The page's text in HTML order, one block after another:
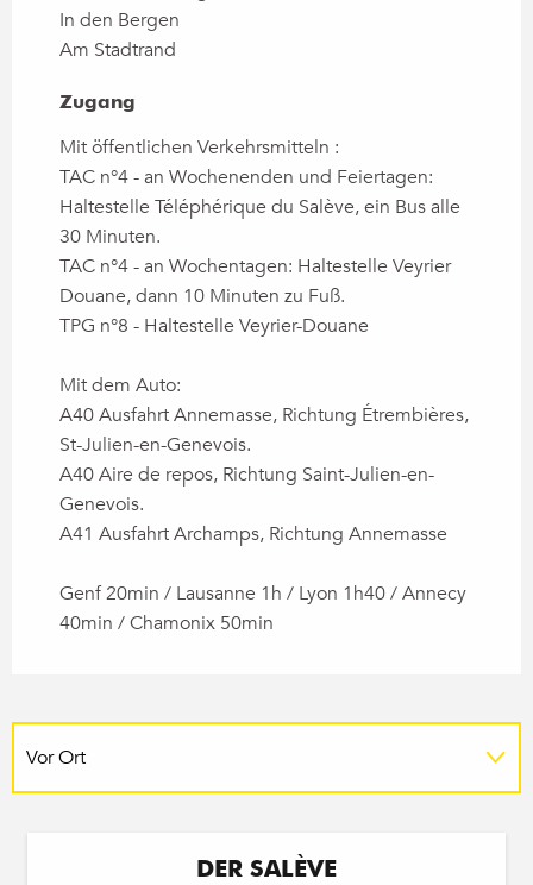
In den Bergen
Am Stadtrand
Zugang
Zugang
Mit öffentlichen Verkehrsmitteln :
TAC n°4 - an Wochenenden und Feiertagen:
Haltestelle Téléphérique du Salève, ein Bus alle
30 Minuten.
TAC n°4 - an Wochentagen: Haltestelle Veyrier
Douane, dann 10 Minuten zu Fuß.
TPG n°8 - Haltestelle Veyrier-Douane
Mit dem Auto:
A40 Ausfahrt Annemasse, Richtung Étrembières,
St-Julien-en-Genevois.
A40 Aire de repos, Richtung Saint-Julien-en-
Genevois.
A41 Ausfahrt Archamps, Richtung Annemasse
Genf 20min / Lausanne 1h / Lyon 1h40 / Annecy
40min / Chamonix 50min
Vor Ort
DER SALÈVE